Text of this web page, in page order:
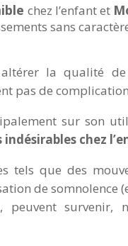
chez l’enfant et
sans
altérer la qualité
pas de
sur son
chez
tels que des
de somnolence
survenir,